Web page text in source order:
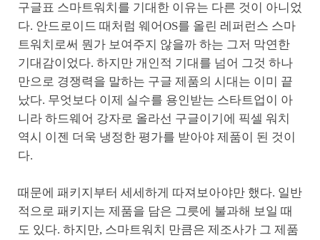
구글표 스마트워치를 기대한 이유는 다른 것이 아니었
다. 안드로이드 때처럼 웨어OS를 올린 레퍼런스 스마
트워치로써 뭔가 보여주지 않을까 하는 그저 막연한
기대감이었다. 하지만 개인적 기대를 넘어 그것 하나
만으로 경쟁력을 말하는 구글 제품의 시대는 이미 끝
났다. 무엇보다 이제 실수를 용인받는 스타트업이 아
니라 하드웨어 강자로 올라선 구글이기에 픽셀 워치
역시 이젠 더욱 냉정한 평가를 받아야 제품이 된 것이
다.
때문에 패키지부터 세세하게 따져보아야만 했다. 일반
적으로 패키지는 제품을 담은 그릇에 불과해 보일 때
도 있다. 하지만, 스마트워치 만큼은 제조사가 그 제품